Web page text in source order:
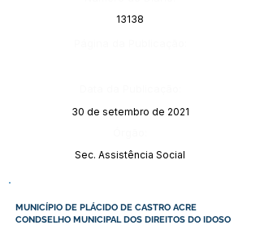
13138
30 de setembro de 2021
Sec. Assistência Social
MUNICÍPIO DE PLÁCIDO DE CASTRO ACRE
CONDSELHO MUNICIPAL DOS DIREITOS DO IDOSO